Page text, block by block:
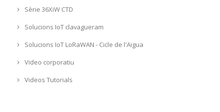
Sèrie 36XiW CTD
Solucions IoT clavagueram
Solucions IoT LoRaWAN - Cicle de l'Aigua
Video corporatiu
Videos Tutorials